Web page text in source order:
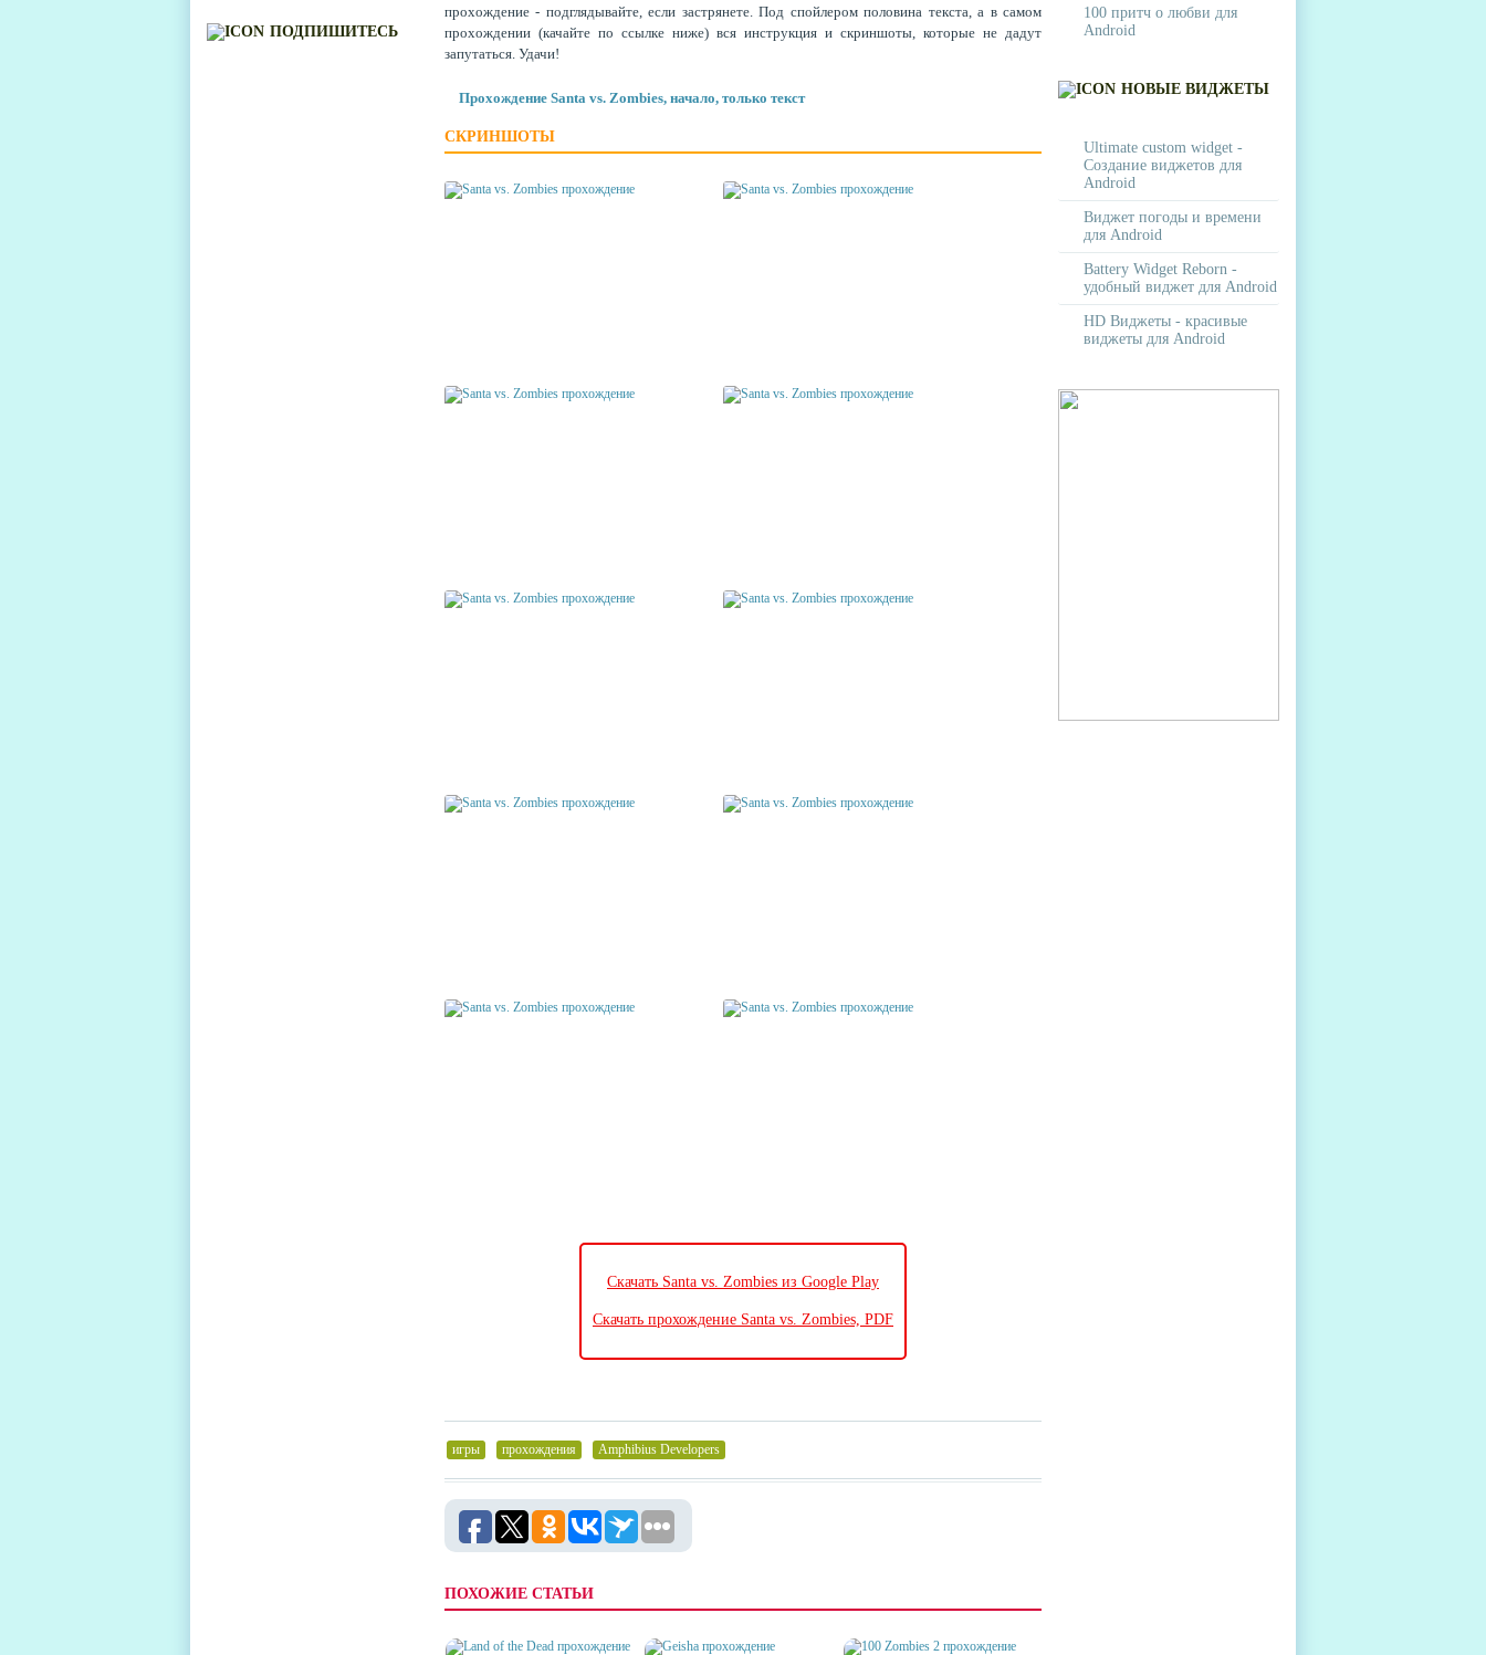
ПОДПИШИТЕСЬ
прохождение - подглядывайте, если застрянете. Под спойлером половина текста, а в самом
прохождении (качайте по ссылке ниже) вся инструкция и скриншоты, которые не дадут
запутаться. Удачи!
Прохождение Santa vs. Zombies, начало, только текст
СКРИНШОТЫ
Скачать Santa vs. Zombies из Google Play
Скачать прохождение Santa vs. Zombies, PDF
игры прохождения Amphibius Developers
ПОХОЖИЕ СТАТЬИ
100 притч о любви для
Android
НОВЫЕ ВИДЖЕТЫ
Ultimate custom widget -
Создание виджетов для
Android
Виджет погоды и времени
для Android
Battery Widget Reborn -
удобный виджет для Android
HD Виджеты - красивые
виджеты для Android